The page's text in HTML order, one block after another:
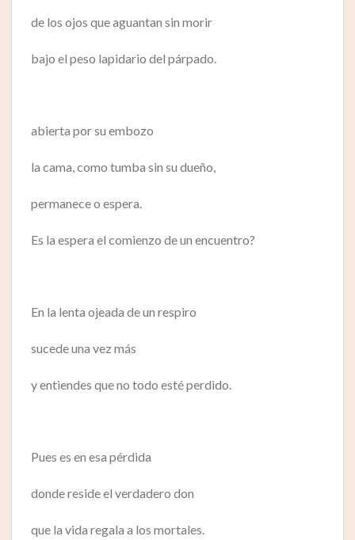
de los ojos que aguantan sin morir
bajo el peso lapidario del párpado.
abierta por su embozo
la cama, como tumba sin su dueño,
permanece o espera.
Es la espera el comienzo de un encuentro?
En la lenta ojeada de un respiro
sucede una vez más
y entiendes que no todo esté perdido.
Pues es en esa pérdida
donde reside el verdadero don
que la vida regala a los mortales.